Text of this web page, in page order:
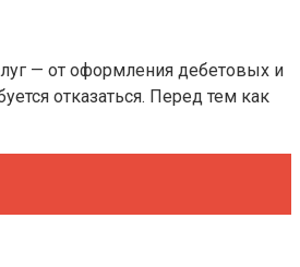
— от оформления дебетовых и
отказаться. Перед тем как